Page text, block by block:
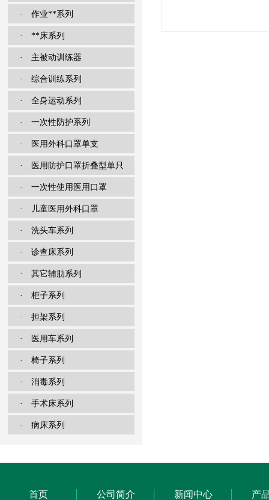
· 作业**系列
· **床系列
· 主被动训练器
· 综合训练系列
· 全身运动系列
· 一次性防护系列
· 医用外科口罩单支
· 医用防护口罩折叠型单只
· 一次性使用医用口罩
· 儿童医用外科口罩
· 洗头车系列
· 诊查床系列
· 其它辅肋系列
· 柜子系列
· 担架系列
· 医用车系列
· 椅子系列
· 消毒系列
· 手术床系列
· 病床系列
首页 公司简介 新闻中心 产